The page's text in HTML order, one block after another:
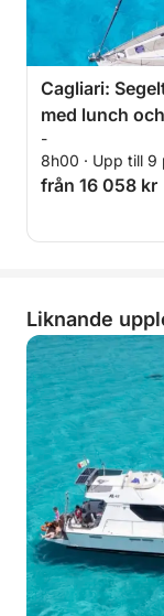
Cagliari:
med lunch
-
8h00 · Upp till 9
från 16 058 kr
Liknande